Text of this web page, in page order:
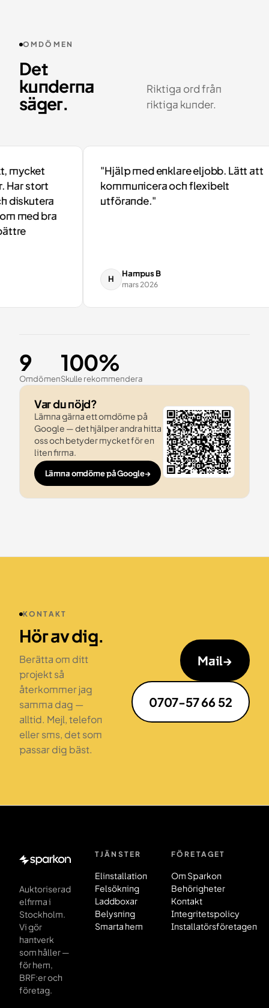
OMDÖMEN
Det
kunderna
säger.
Riktiga ord från
riktiga kunder.
stort
med bra
"Hjälp med enklare eljobb. Lätt att
kommunicera och flexibelt
utförande."
H
Hampus B
mars 2026
9
Omdömen
100%
Skulle rekommendera
Var du nöjd?
Lämna gärna ett omdöme på
Google — det hjälper andra hitta
oss och betyder mycket för en
liten firma.
Lämna omdöme på Google→
KONTAKT
Hör av dig.
Berätta om ditt
projekt så
återkommer jag
samma dag —
alltid. Mejl, telefon
eller sms, det som
passar dig bäst.
Mail→
0707-57 66 52
Sidfot
Auktoriserad
elfirma i
Stockholm.
Vi gör
hantverk
som håller —
för hem,
BRF:er och
företag.
TJÄNSTER
Elinstallation
Felsökning
Laddboxar
Belysning
Smarta hem
FÖRETAGET
Om Sparkon
Behörigheter
Kontakt
Integritetspolicy
Installatörsföretagen